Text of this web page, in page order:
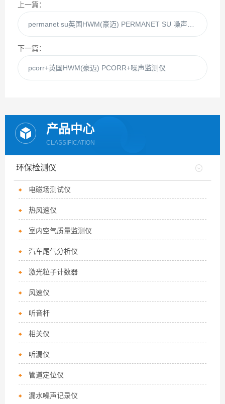
上一篇：
下一篇：
pcorr+英国HWM(豪迈) PCORR+噪声监测仪
产品中心
CLASSIFICATION
环保检测仪
电磁场测试仪
热风速仪
室内空气质量监测仪
汽车尾气分析仪
激光粒子计数器
风速仪
听音杆
相关仪
听漏仪
管道定位仪
漏水噪声记录仪